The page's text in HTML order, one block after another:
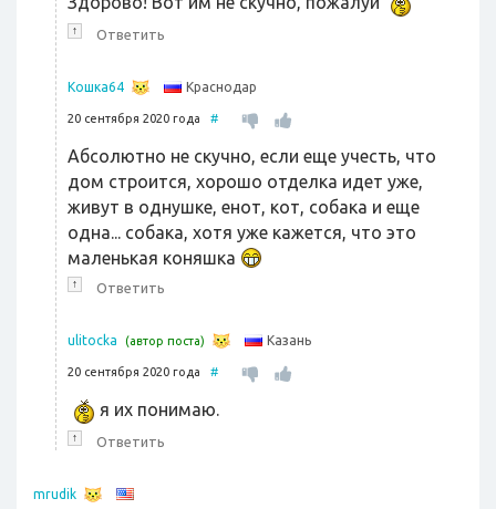
↑ Ответить
Кошка64 Краснодар
20 сентября 2020 года #
Абсолютно не скучно, если еще учесть, что
дом строится, хорошо отделка идет уже,
живут в однушке, енот, кот, собака и еще
одна... собака, хотя уже кажется, что это
маленькая коняшка
↑ Ответить
ulitocka (автор поста) Казань
20 сентября 2020 года #
я их понимаю.
↑ Ответить
mrudik